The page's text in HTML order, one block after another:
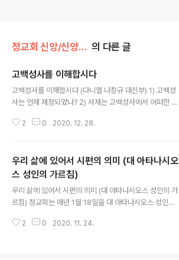
정교회 신앙/신앙 탐구 의 다른 글
고백성사를 이해합시다
고백성사를 이해합시다 (다니엘 나창규 대신부) 1) 고백성
사는 언제 제정되었나? 2) 사제는 고백성사에서 어떠한 위
가? 이러한 질문에 대한 해답을 성서에서 찾아볼 수 있습니
주시고 깨끗하게 하신다."(요한 1서 1,9) 정교회 신자는 회
개하는 마음으로 하느님께 모든 죄를 용서받고 청결해집니
다. 초대 그리스도인들은 공동체 한 가운데 서서 자신들의
죄를 고백했습니다. 이는 예수님께서는 우리의 문제점들을
해결하기 위해서는 '교회에 이야기하라'(마태오 18,17) '여
러분은 서로 죄를 고백하라.'(야고보 5,16)라고 하신 말씀
2 0 2020. 12. 28.
우리 삶에 있어서 시편의 의미 (대 아타나시오
스 성인의 가르침)
우리 삶에 있어서 시편의 의미 (대 아타나시오스 성인의 가
르침) 정교회는 매년 1월 18일을 대 아타나시오스 성인의
지대한 공헌을 하였고, 수많은 영적 투쟁과 저술을 통해 정
2 0 2020. 11. 24.